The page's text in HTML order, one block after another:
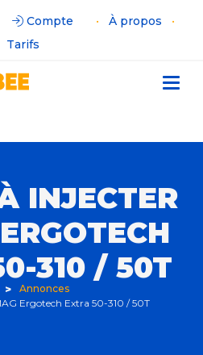
Compte • À propos
•
Tarifs
INJECTER
310 / 50T
Annonces
Ergotech Extra 50-310 / 50T